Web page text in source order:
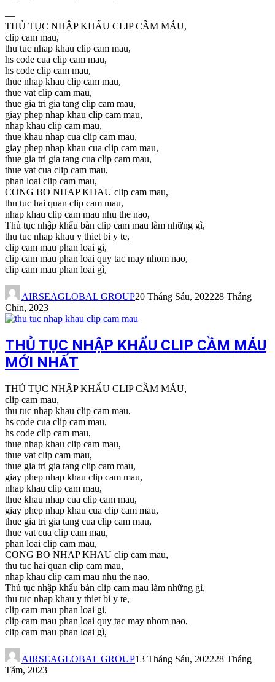
—
THỦ TỤC NHẬP KHẨU CLIP CẦM MÁU,
clip cam mau,
thu tuc nhap khau clip cam mau,
hs code cua clip cam mau,
hs code clip cam mau,
thue nhap khau clip cam mau,
thue vat clip cam mau,
thue gia tri gia tang clip cam mau,
giay phep nhap khau clip cam mau,
nhap khau clip cam mau,
thue khau nhap cua clip cam mau,
giay phep nhap khau cua clip cam mau,
thue gia tri gia tang cua clip cam mau,
thue vat cua clip cam mau,
phan loai clip cam mau,
CONG BO NHAP KHAU clip cam mau,
thu tuc hai quan clip cam mau,
nhap khau clip cam mau nhu the nao,
Thủ tục nhập khẩu bàn clip cam mau làm những gì,
thu tuc nhap khau y thiet bi y te,
clip cam mau phan loai gi,
clip cam mau phan loai quy tac may nhom nao,
clip cam mau phan loai gì,
AIRSEAGLOBAL GROUP20 Tháng Sáu, 202228 Tháng
Chín, 2023
THỦ TỤC NHẬP KHẨU CLIP CẦM MÁU
MỚI NHẤT
THỦ TỤC NHẬP KHẨU CLIP CẦM MÁU,
clip cam mau,
thu tuc nhap khau clip cam mau,
hs code cua clip cam mau,
hs code clip cam mau,
thue nhap khau clip cam mau,
thue vat clip cam mau,
thue gia tri gia tang clip cam mau,
giay phep nhap khau clip cam mau,
nhap khau clip cam mau,
thue khau nhap cua clip cam mau,
giay phep nhap khau cua clip cam mau,
thue gia tri gia tang cua clip cam mau,
thue vat cua clip cam mau,
phan loai clip cam mau,
CONG BO NHAP KHAU clip cam mau,
thu tuc hai quan clip cam mau,
nhap khau clip cam mau nhu the nao,
Thủ tục nhập khẩu bàn clip cam mau làm những gì,
thu tuc nhap khau y thiet bi y te,
clip cam mau phan loai gi,
clip cam mau phan loai quy tac may nhom nao,
clip cam mau phan loai gì,
AIRSEAGLOBAL GROUP13 Tháng Sáu, 202228 Tháng
Tám, 2023